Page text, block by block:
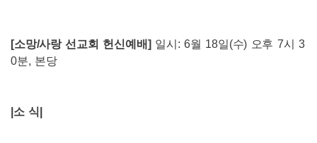
[소망/사랑 선교회 헌신예배] 일시: 6월 18일(수) 오후 7시 3
0분, 본당
소 식|